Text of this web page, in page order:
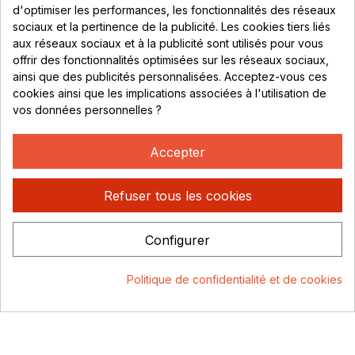
MAGASIN
313 Avenue Marcel Mérieux
Parc de Sacuny
69530 Brignais
Lundi au vendredi :
8h - 16h
uniquement sur Rendez-vous
04 78 37 00 68
d'optimiser les performances, les fonctionnalités des réseaux
sociaux et la pertinence de la publicité. Les cookies tiers liés
aux réseaux sociaux et à la publicité sont utilisés pour vous
offrir des fonctionnalités optimisées sur les réseaux sociaux,
ainsi que des publicités personnalisées. Acceptez-vous ces
cookies ainsi que les implications associées à l'utilisation de
vos données personnelles ?
Accepter
Refuser tous les cookies
Configurer
Politique de confidentialité et de cookies